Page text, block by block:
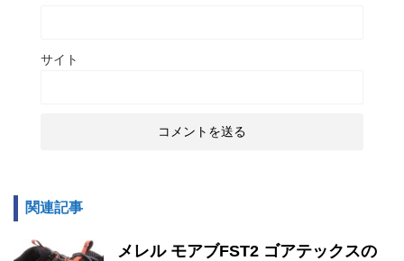
サイト
関連記事
メレル モアブFST2 ゴアテックスの